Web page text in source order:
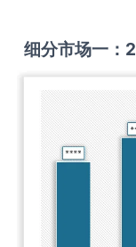
细分市场一：